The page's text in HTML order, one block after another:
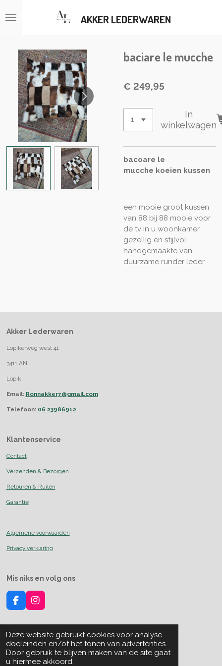
Deze website gebruikt cookies voor analyse-
doeleinden en/of het tonen van advertenties.
Door gebruik te blijven maken van de site gaat
u hiermee akkoord.
direct
hoofdinhoud
AKKER LEDERWAREN
baciare le mucche
€ 249,95
In
winkelwagen
bacoare le
mucche koeien kussen
een mooie groot kussen
van 88 bij 88 mooie voor
de tv in u woonkamer
gezellig en stijlvol
handgemaakte van
duurzame runder leder
Akker Lederwaren
Lopikerweg west 41
3411 AN
Lopik
Email: Ronnakker7@gmail.com
Telefoon: 06 23986912
Klantenservice
Contact
Verzenden & Bezorgen
Retouren & Ruilen
Garantie
Algemene voorwaarden
Privacy verklaring
Mis niks en volg ons
F
a
b
o
o
I
n
t
a
g
r
Overover mij
Powered byJouwWeb